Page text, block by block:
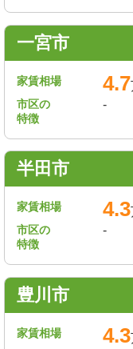
一宮市
家賃相場 4.7
市区の
特徴
-
半田市
家賃相場 4.3
市区の
特徴
-
豊川市
家賃相場 4.3